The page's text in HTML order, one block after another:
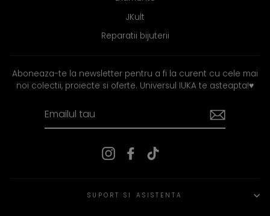
JKult
Reparatii bijuterii
Aboneaza-te la newsletter pentru a fi la curent cu cele mai
noi colectii, proiecte si oferte. Universul IUKA te asteapta!♥
InstagramFacebook
SUPORT SI ASISTENTA